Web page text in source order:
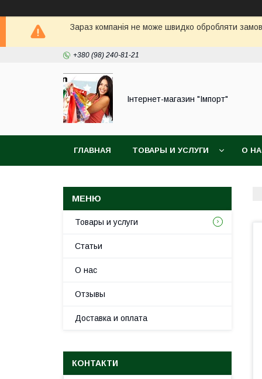
Зараз компанія не може швидко обробляти
+380 (98) 240-81-21
Інтернет-магазин "Імпорт"
ГЛАВНАЯ ТОВАРЫ И УСЛУГИ О
Товары и услуги
Статьи
О нас
Отзывы
Доставка и оплата
КОНТАКТИ